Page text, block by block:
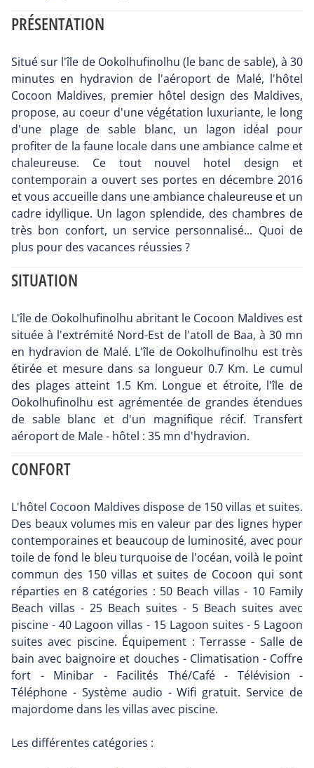
PRÉSENTATION
Situé sur l'île de Ookolhufinolhu (le banc de sable), à 30
minutes en hydravion de l'aéroport de Malé, l'hôtel
Cocoon Maldives, premier hôtel design des Maldives,
propose, au coeur d'une végétation luxuriante, le long
d'une plage de sable blanc, un lagon idéal pour
profiter de la faune locale dans une ambiance calme et
chaleureuse. Ce tout nouvel hotel design et
contemporain a ouvert ses portes en décembre 2016
et vous accueille dans une ambiance chaleureuse et un
cadre idyllique. Un lagon splendide, des chambres de
très bon confort, un service personnalisé... Quoi de
plus pour des vacances réussies ?
SITUATION
L'île de Ookolhufinolhu abritant le Cocoon Maldives est
située à l'extrémité Nord-Est de l'atoll de Baa, à 30 mn
en hydravion de Malé. L'île de Ookolhufinolhu est très
étirée et mesure dans sa longueur 0.7 Km. Le cumul
des plages atteint 1.5 Km. Longue et étroite, l'île de
Ookolhufinolhu est agrémentée de grandes étendues
de sable blanc et d'un magnifique récif. Transfert
aéroport de Male - hôtel : 35 mn d'hydravion.
CONFORT
L'hôtel Cocoon Maldives dispose de 150 villas et suites.
Des beaux volumes mis en valeur par des lignes hyper
contemporaines et beaucoup de luminosité, avec pour
toile de fond le bleu turquoise de l'océan, voilà le point
commun des 150 villas et suites de Cocoon qui sont
réparties en 8 catégories : 50 Beach villas - 10 Family
Beach villas - 25 Beach suites - 5 Beach suites avec
piscine - 40 Lagoon villas - 15 Lagoon suites - 5 Lagoon
suites avec piscine. Équipement : Terrasse - Salle de
bain avec baignoire et douches - Climatisation - Coffre
fort - Minibar - Facilités Thé/Café - Télévision -
Téléphone - Système audio - Wifi gratuit. Service de
majordome dans les villas avec piscine.
Les différentes catégories :